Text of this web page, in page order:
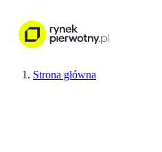
Nieruchomości
Strona główna